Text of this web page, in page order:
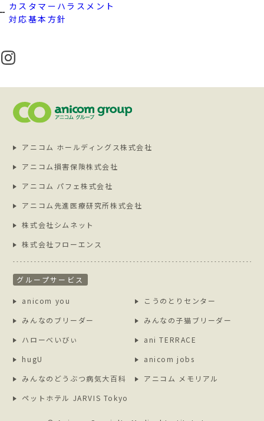
カスタマーハラスメント
対応基本方針
アニコム ホールディングス株式会社
アニコム損害保険株式会社
アニコム パフェ株式会社
アニコム先進医療研究所株式会社
株式会社シムネット
株式会社フローエンス
グループサービス
anicom you
こうのとりセンター
みんなのブリーダー
みんなの子猫ブリーダー
ハローべいびぃ
ani TERRACE
hugU
anicom jobs
みんなのどうぶつ病気大百科
アニコム メモリアル
ペットホテル JARVIS Tokyo